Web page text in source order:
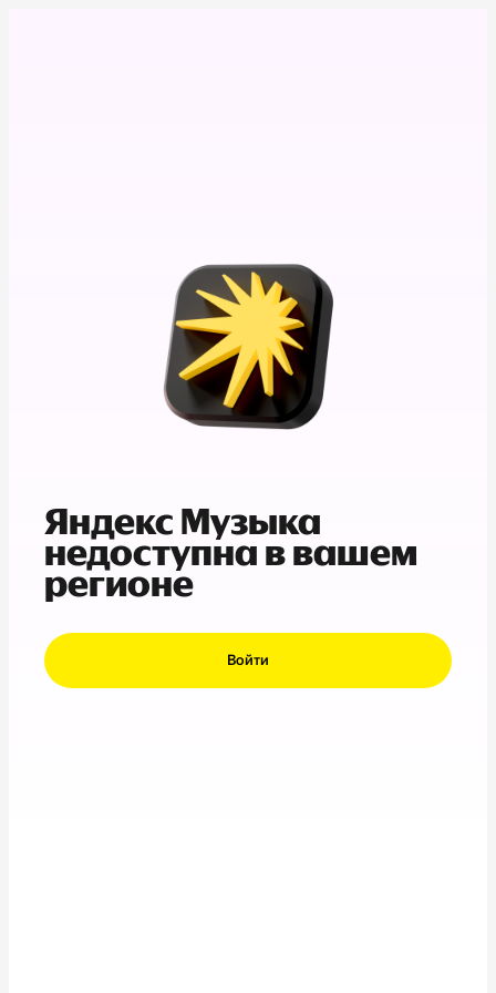
Яндекс Музыка
недоступна в вашем
регионе
Войти